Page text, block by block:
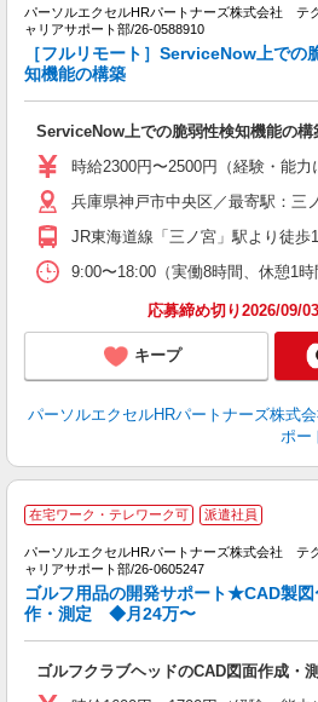
パーソルエクセルHRパートナーズ株式会社 テ
ャリアサポート部/26-0588910
［フルリモート］ServiceNow上での
知機能の構築
ServiceNow上での脆弱性検知機能の構
時給2300円〜2500円（経験・能力
兵庫県神戸市中央区／最寄駅：三
JR東海道線「三ノ宮」駅より徒歩
9:00〜18:00（実働8時間、休憩1
応募締め切り2026/09/
キープ
パーソルエクセルHRパートナーズ株式
ポー
在宅ワーク・テレワーク可 派遣社員
パーソルエクセルHRパートナーズ株式会社 テ
ャリアサポート部/26-0605247
ゴルフ用品の開発サポート★CAD製図
作・測定 ◆月24万〜
ゴルフクラブヘッドのCAD図面作成・